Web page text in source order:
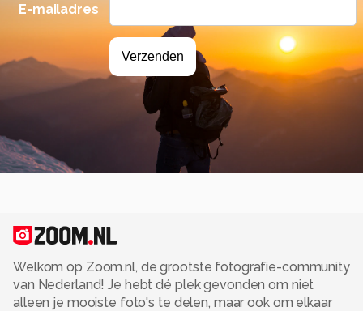
E-mailadres
Welkom op Zoom.nl, de grootste fotografie-community
van Nederland! Je hebt dé plek gevonden om niet
alleen je mooiste foto's te delen, maar ook om elkaar